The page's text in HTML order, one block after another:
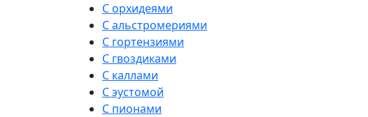
С орхидеями
С альстромериями
С гортензиями
С гвоздиками
С каллами
С эустомой
С пионами